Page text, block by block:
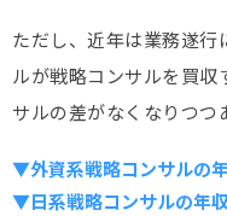
ただし、近年は業務遂行
ルが戦略コンサルを買収
サルの差がなくなりつつ
▼外資系戦略コンサルの
▼日系戦略コンサルの年